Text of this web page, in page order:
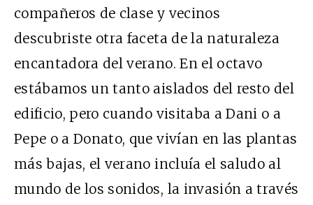
compañeros de clase y vecinos
descubriste otra faceta de la naturaleza
encantadora del verano. En el octavo
estábamos un tanto aislados del resto del
edificio, pero cuando visitaba a Dani o a
Pepe o a Donato, que vivían en las plantas
más bajas, el verano incluía el saludo al
mundo de los sonidos, la invasión a través